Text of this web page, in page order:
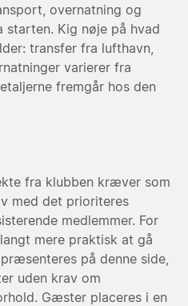
overnatning og
Kig nøje på hvad
transfer fra lufthavn,
varierer fra
fremgår hos den
fra klubben kræver som
med det prioriteres
medlemmer. For
mere praktisk at gå
på denne side,
uden krav om
Gæster placeres i en